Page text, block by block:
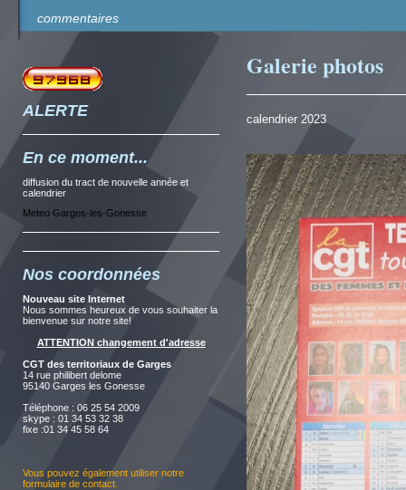
commentaires
Galerie photos
calendrier 2023
ALERTE
En ce moment...
diffusion du tract de nouvelle année et
calendrier
Meteo Garges-les-Gonesse
Nos coordonnées
Nouveau site Internet
Nous sommes heureux de vous souhaiter la
bienvenue sur notre site!
ATTENTION changement d'adresse
CGT des territoriaux de Garges
14 rue philibert delome
95140 Garges les Gonesse
Téléphone : 06 25 54 2009
skype : 01 34 53 32 38
fixe :01 34 45 58 64
Vous pouvez également utiliser notre
formulaire de contact